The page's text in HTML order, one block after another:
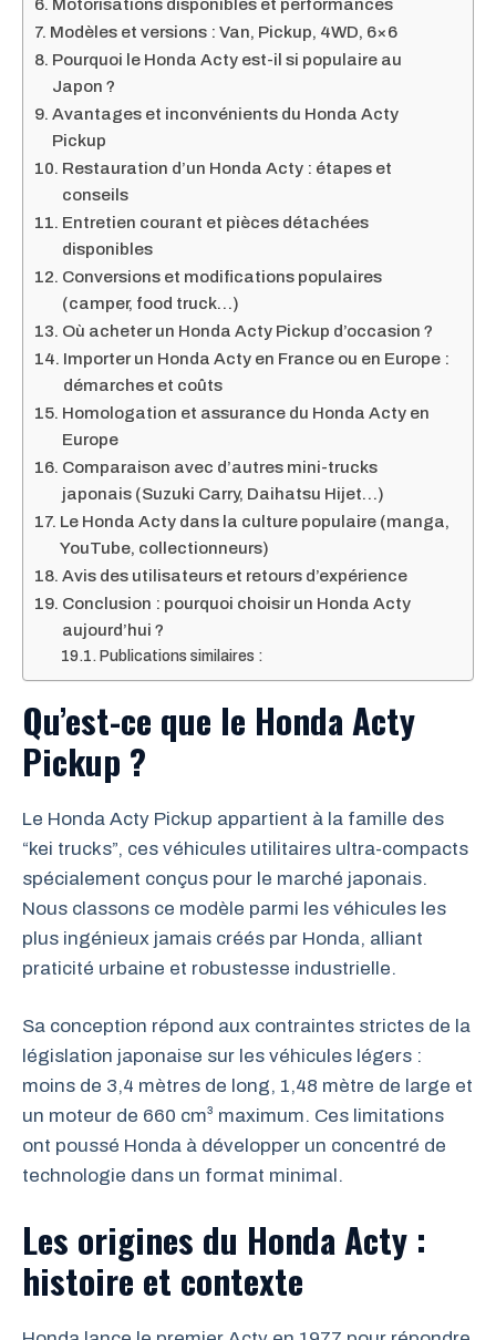
Motorisations disponibles et performances
Modèles et versions : Van, Pickup, 4WD, 6×6
Pourquoi le Honda Acty est-il si populaire au
Japon ?
Avantages et inconvénients du Honda Acty
Pickup
Restauration d’un Honda Acty : étapes et
conseils
Entretien courant et pièces détachées
disponibles
Conversions et modifications populaires
(camper, food truck…)
Où acheter un Honda Acty Pickup d’occasion ?
Importer un Honda Acty en France ou en Europe :
démarches et coûts
Homologation et assurance du Honda Acty en
Europe
Comparaison avec d’autres mini-trucks
japonais (Suzuki Carry, Daihatsu Hijet…)
Le Honda Acty dans la culture populaire (manga,
YouTube, collectionneurs)
Avis des utilisateurs et retours d’expérience
Conclusion : pourquoi choisir un Honda Acty
aujourd’hui ?
Publications similaires :
Qu’est-ce que le Honda Acty
Pickup ?
Le Honda Acty Pickup appartient à la famille des
“kei trucks”, ces véhicules utilitaires ultra-compacts
spécialement conçus pour le marché japonais.
Nous classons ce modèle parmi les véhicules les
plus ingénieux jamais créés par Honda, alliant
praticité urbaine et robustesse industrielle.
Sa conception répond aux contraintes strictes de la
législation japonaise sur les véhicules légers :
moins de 3,4 mètres de long, 1,48 mètre de large et
un moteur de 660 cm³ maximum. Ces limitations
ont poussé Honda à développer un concentré de
technologie dans un format minimal.
Les origines du Honda Acty :
histoire et contexte